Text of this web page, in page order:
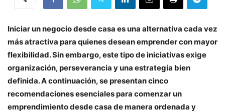
Iniciar un negocio desde casa es una alternativa cada vez
más atractiva para quienes desean emprender con mayor
flexibilidad. Sin embargo, este tipo de iniciativas exige
organización, perseverancia y una estrategia bien
definida. A continuación, se presentan cinco
recomendaciones esenciales para comenzar un
emprendimiento desde casa de manera ordenada y